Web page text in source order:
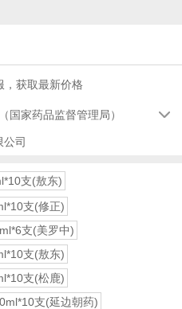
，获取最新价格
（国家药品监督管理局） 
司
支(敖东)
支(修正)
支(美罗中)
支(敖东)
支(松鹿)
支(延边朝药)